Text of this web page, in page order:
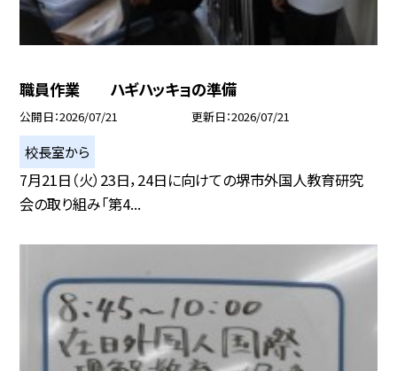
職員作業 ハギハッキョの準備
公開日 2026/07/21 更新日 2026/07/21
校長室から
7月21日（火）23日，24日に向けての堺市外国人教育研究
会の取り組み「第4...